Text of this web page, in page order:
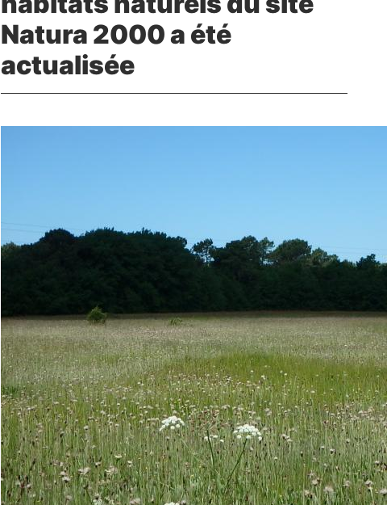
Natura 2000 a été
actualisée